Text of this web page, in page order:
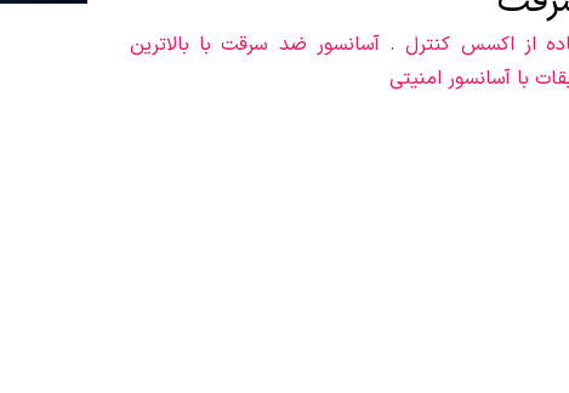
از اکسس کنترل . آسانسور ضد سرقت با بالاترین
با آسانسور امنیتی